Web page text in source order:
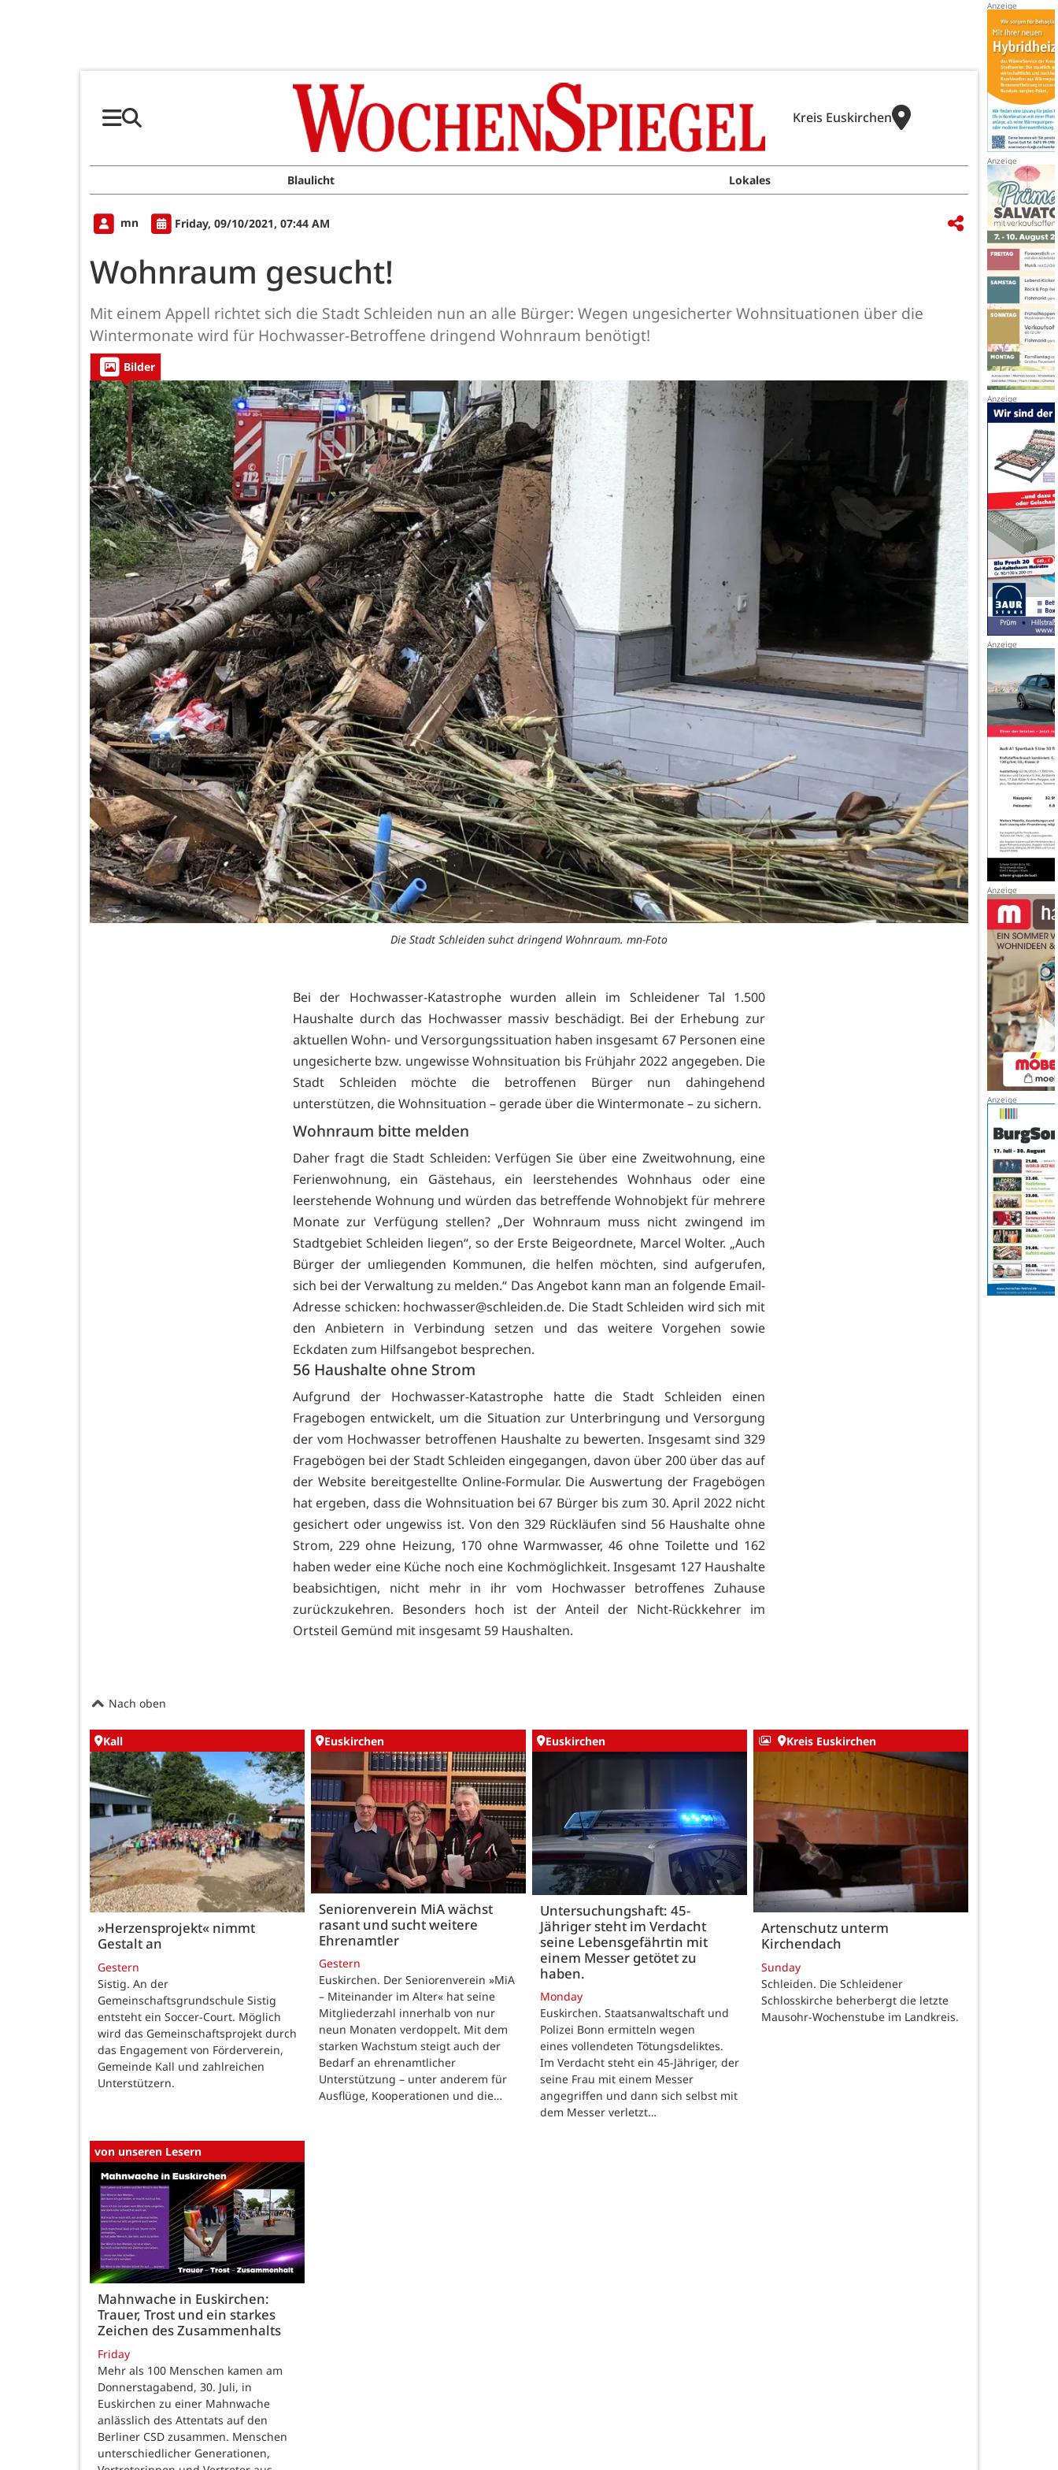
Kreis Euskirchen
Blaulicht Lokales
mn Friday, 09/10/2021, 07:44 AM
Wohnraum gesucht!
Mit einem Appell richtet sich die Stadt Schleiden nun an alle Bürger: Wegen ungesicherter Wohnsituationen über die
Wintermonate wird für Hochwasser-Betroffene dringend Wohnraum benötigt!
Bilder
Die Stadt Schleiden suhct dringend Wohnraum. mn-Foto
Bei der Hochwasser-Katastrophe wurden allein im Schleidener Tal 1.500
Haushalte durch das Hochwasser massiv beschädigt. Bei der Erhebung zur
aktuellen Wohn- und Versorgungssituation haben insgesamt 67 Personen eine
ungesicherte bzw. ungewisse Wohnsituation bis Frühjahr 2022 angegeben. Die
Stadt Schleiden möchte die betroffenen Bürger nun dahingehend
unterstützen, die Wohnsituation – gerade über die Wintermonate – zu sichern.
Wohnraum bitte melden
Daher fragt die Stadt Schleiden: Verfügen Sie über eine Zweitwohnung, eine
Ferienwohnung, ein Gästehaus, ein leerstehendes Wohnhaus oder eine
leerstehende Wohnung und würden das betreffende Wohnobjekt für mehrere
Monate zur Verfügung stellen? „Der Wohnraum muss nicht zwingend im
Stadtgebiet Schleiden liegen“, so der Erste Beigeordnete, Marcel Wolter. „Auch
Bürger der umliegenden Kommunen, die helfen möchten, sind aufgerufen,
sich bei der Verwaltung zu melden.“ Das Angebot kann man an folgende Email-
Adresse schicken: hochwasser@schleiden.de. Die Stadt Schleiden wird sich mit
den Anbietern in Verbindung setzen und das weitere Vorgehen sowie
Eckdaten zum Hilfsangebot besprechen.
56 Haushalte ohne Strom
Aufgrund der Hochwasser-Katastrophe hatte die Stadt Schleiden einen
Fragebogen entwickelt, um die Situation zur Unterbringung und Versorgung
der vom Hochwasser betroffenen Haushalte zu bewerten. Insgesamt sind 329
Fragebögen bei der Stadt Schleiden eingegangen, davon über 200 über das auf
der Website bereitgestellte Online-Formular. Die Auswertung der Fragebögen
hat ergeben, dass die Wohnsituation bei 67 Bürger bis zum 30. April 2022 nicht
gesichert oder ungewiss ist. Von den 329 Rückläufen sind 56 Haushalte ohne
Strom, 229 ohne Heizung, 170 ohne Warmwasser, 46 ohne Toilette und 162
haben weder eine Küche noch eine Kochmöglichkeit. Insgesamt 127 Haushalte
beabsichtigen, nicht mehr in ihr vom Hochwasser betroffenes Zuhause
zurückzukehren. Besonders hoch ist der Anteil der Nicht-Rückkehrer im
Ortsteil Gemünd mit insgesamt 59 Haushalten.
Nach oben
Kall
»Herzensprojekt« nimmt
Gestalt an
Gestern
Sistig. An der
Gemeinschaftsgrundschule Sistig
entsteht ein Soccer-Court. Möglich
wird das Gemeinschaftsprojekt durch
das Engagement von Förderverein,
Gemeinde Kall und zahlreichen
Unterstützern.
Euskirchen
Seniorenverein MiA wächst
rasant und sucht weitere
Ehrenamtler
Gestern
Euskirchen. Der Seniorenverein »MiA
– Miteinander im Alter« hat seine
Mitgliederzahl innerhalb von nur
neun Monaten verdoppelt. Mit dem
starken Wachstum steigt auch der
Bedarf an ehrenamtlicher
Unterstützung – unter anderem für
Ausflüge, Kooperationen und die…
Euskirchen
Untersuchungshaft: 45-
Jähriger steht im Verdacht
seine Lebensgefährtin mit
einem Messer getötet zu
haben.
Monday
Euskirchen. Staatsanwaltschaft und
Polizei Bonn ermitteln wegen
eines vollendeten Tötungsdeliktes.
Im Verdacht steht ein 45-Jähriger, der
seine Frau mit einem Messer
angegriffen und dann sich selbst mit
dem Messer verletzt…
Kreis Euskirchen
Artenschutz unterm
Kirchendach
Sunday
Schleiden. Die Schleidener
Schlosskirche beherbergt die letzte
Mausohr-Wochenstube im Landkreis.
von unseren Lesern
Mahnwache in Euskirchen:
Trauer, Trost und ein starkes
Zeichen des Zusammenhalts
Friday
Mehr als 100 Menschen kamen am
Donnerstagabend, 30. Juli, in
Euskirchen zu einer Mahnwache
anlässlich des Attentats auf den
Berliner CSD zusammen. Menschen
unterschiedlicher Generationen,